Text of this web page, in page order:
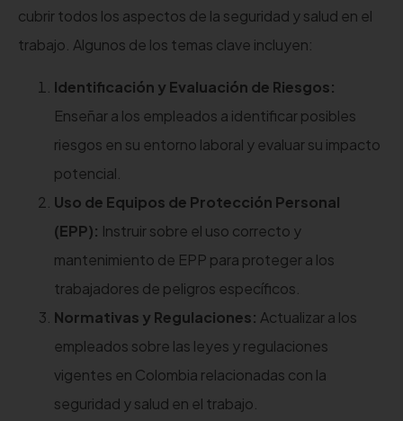
cubrir todos los aspectos de la seguridad y salud en el
trabajo. Algunos de los temas clave incluyen:
Identificación y Evaluación de Riesgos:
Enseñar a los empleados a identificar posibles
riesgos en su entorno laboral y evaluar su impacto
potencial.
Uso de Equipos de Protección Personal
(EPP): Instruir sobre el uso correcto y
mantenimiento de EPP para proteger a los
trabajadores de peligros específicos.
Normativas y Regulaciones: Actualizar a los
empleados sobre las leyes y regulaciones
vigentes en Colombia relacionadas con la
seguridad y salud en el trabajo.